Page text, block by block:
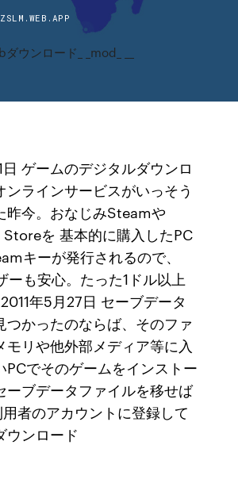
ウンロード_ _mod_ __
ゲームのデジタルダウンロ
ンラインサービスがいっそう
昨今。おなじみSteamや
を 基本的に購入したPC
キーが発行されるので、
ーも安心。たった1ドル以上
年5月27日 セーブデータ
つかったのならば、そのファ
モリや他外部メディア等に入
PCでそのゲームをインストー
ーブデータファイルを移せば
者のアカウントに登録して
ウンロード